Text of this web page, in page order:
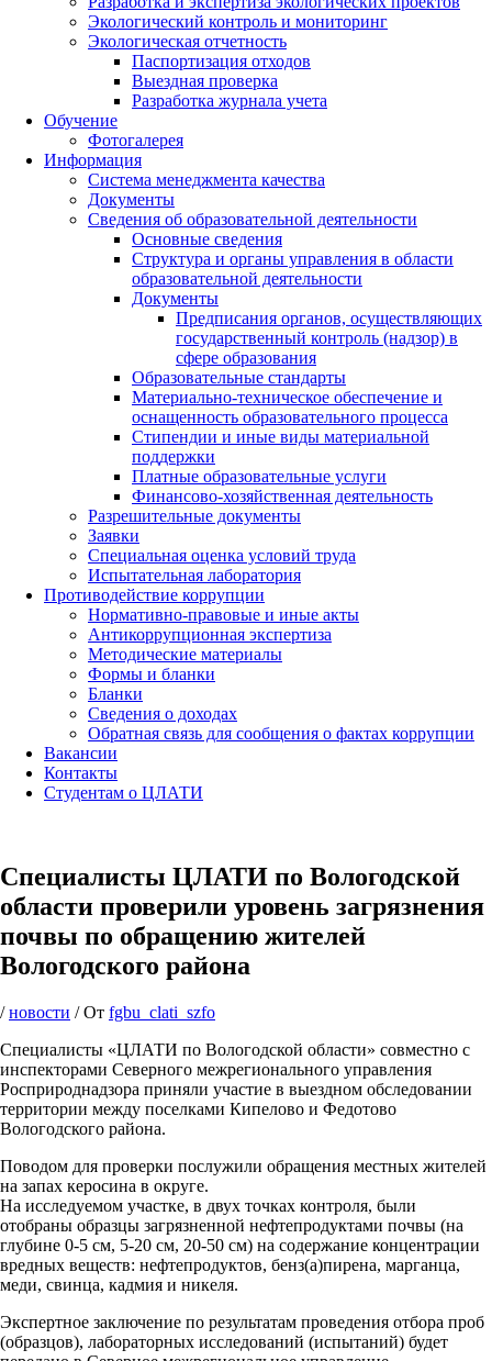
Экологический контроль и мониторинг
Экологическая отчетность
Паспортизация отходов
Выездная проверка
Разработка журнала учета
Обучение
Фотогалерея
Информация
Система менеджмента качества
Документы
Сведения об образовательной деятельности
Основные сведения
Структура и органы управления в области
образовательной деятельности
Документы
Предписания органов, осуществляющих
государственный контроль (надзор) в
сфере образования
Образовательные стандарты
Материально-техническое обеспечение и
оснащенность образовательного процесса
Стипендии и иные виды материальной
поддержки
Платные образовательные услуги
Финансово-хозяйственная деятельность
Разрешительные документы
Заявки
Специальная оценка условий труда
Испытательная лаборатория
Противодействие коррупции
Нормативно-правовые и иные акты
Антикоррупционная экспертиза
Методические материалы
Формы и бланки
Бланки
Сведения о доходах
Обратная связь для сообщения о фактах коррупции
Вакансии
Контакты
Студентам о ЦЛАТИ
Специалисты ЦЛАТИ по Вологодской
области проверили уровень загрязнения
почвы по обращению жителей
Вологодского района
/новости / От fgbu_clati_szfo
Специалисты «ЦЛАТИ по Вологодской области» совместно с
инспекторами Северного межрегионального управления
Росприроднадзора приняли участие в выездном обследовании
территории между поселками Кипелово и Федотово
Вологодского района.
Поводом для проверки послужили обращения местных жителей
на запах керосина в округе.
На исследуемом участке, в двух точках контроля, были
отобраны образцы загрязненной нефтепродуктами почвы (на
глубине 0-5 см, 5-20 см, 20-50 см) на содержание концентрации
вредных веществ: нефтепродуктов, бенз(а)пирена, марганца,
меди, свинца, кадмия и никеля.
Экспертное заключение по результатам проведения отбора проб
(образцов), лабораторных исследований (испытаний) будет